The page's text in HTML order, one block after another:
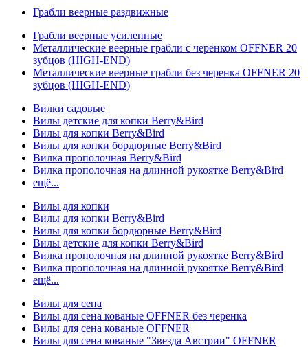
Грабли веерные раздвижные
Грабли веерные усиленные
Металлические веерные грабли с черенком OFFNER 20
зубцов (HIGH-END)
Металлические веерные грабли без черенка OFFNER 20
зубцов (HIGH-END)
Вилки садовые
Вилы детские для копки Berry&Bird
Вилы для копки Berry&Bird
Вилы для копки бордюрные Berry&Bird
Вилка прополочная Berry&Bird
Вилка прополочная на длинной рукоятке Berry&Bird
ещё...
Вилы для копки
Вилы для копки Berry&Bird
Вилы для копки бордюрные Berry&Bird
Вилы детские для копки Berry&Bird
Вилка прополочная на длинной рукоятке Berry&Bird
Вилка прополочная на длинной рукоятке Berry&Bird
ещё...
Вилы для сена
Вилы для сена кованые OFFNER без черенка
Вилы для сена кованые OFFNER
Вилы для сена кованые "Звезда Австрии" OFFNER